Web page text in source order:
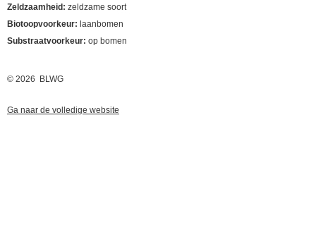
Zeldzaamheid: zeldzame soort
Biotoopvoorkeur: laanbomen
Substraatvoorkeur: op bomen
© 2026 BLWG
Ga naar de volledige website